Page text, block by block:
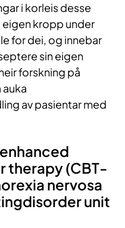
i korleis desse
kropp under
for dei, og innebar
sin eigen
forskning på
av pasientar med
therapy (CBT-
nervosa
unit